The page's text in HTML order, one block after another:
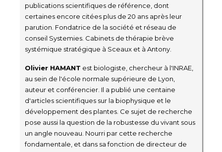
publications scientifiques de référence, dont
certaines encore citées plus de 20 ans après leur
parution. Fondatrice de la société et réseau de
conseil Systemies. Cabinets de thérapie brève
systémique stratégique à Sceaux et à Antony.
Olivier HAMANT est biologiste, chercheur à l'INRAE,
au sein de l'école normale supérieure de Lyon,
auteur et conférencier. Il a publié une centaine
d'articles scientifiques sur la biophysique et le
développement des plantes. Ce sujet de recherche
pose aussi la question de la robustesse du vivant sous
un angle nouveau. Nourri par cette recherche
fondamentale, et dans sa fonction de directeur de